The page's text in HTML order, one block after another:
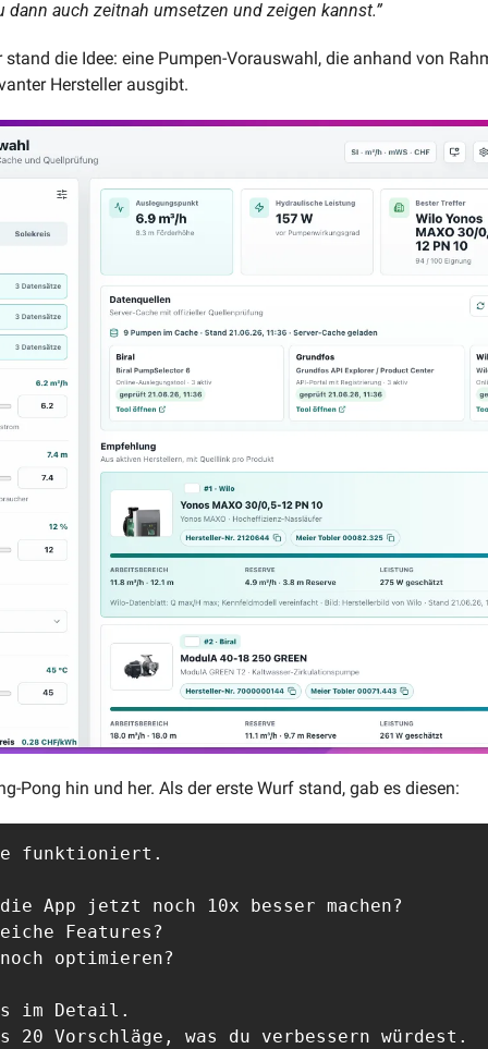
dann auch zeitnah umsetzen und zeigen kannst.”
die Idee: eine Pumpen-Vorauswahl, die anhand von
Hersteller ausgibt.
Pong hin und her. Als der erste Wurf stand, gab es diesen:
funktioniert.
App jetzt noch 10x besser machen?
Features?
optimieren?
im Detail.
20 Vorschläge, was du verbessern würdest.